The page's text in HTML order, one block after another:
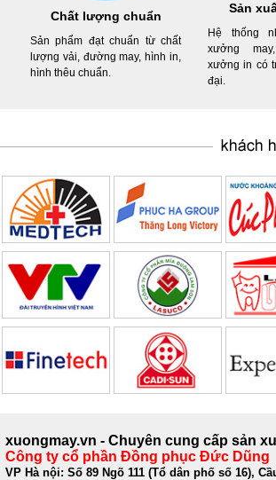
Chất lượng chuẩn
Sản phẩm đạt chuẩn từ chất
lượng vải, đường may, hình in,
hình thêu chuẩn.
Sản
Hệ thống
xưởng
xưởng in có
đại.
xuongmay.vn - Chuyên cung cấp sản
Công ty cổ phần Đồng phục Đức Dũng
VP Hà nội: Số 89 Ngõ 111 (Tổ dân phố số 16),